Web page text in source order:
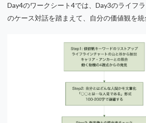
Day4のワークシート4では、Day3のライフ
のケース対話を踏まえて、自分の価値観を統